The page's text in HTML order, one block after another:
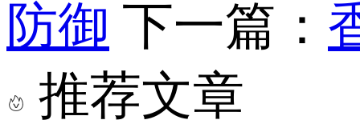
防御 下一篇：
推荐文章